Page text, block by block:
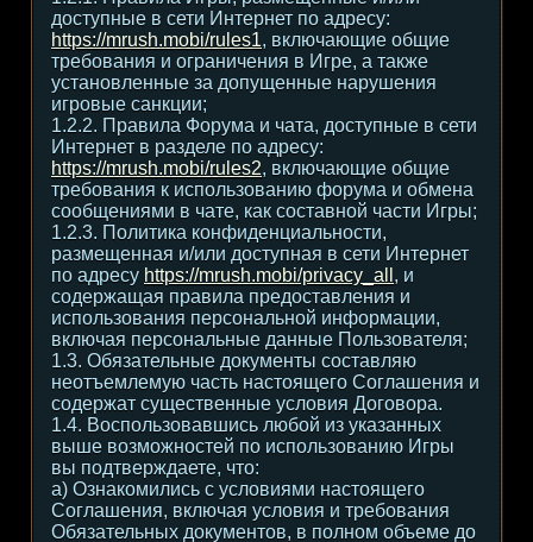
доступные в сети Интернет по адресу:
https://mrush.mobi/rules1, включающие общие
требования и ограничения в Игре, а также
установленные за допущенные нарушения
игровые санкции;
1.2.2. Правила Форума и чата, доступные в сети
Интернет в разделе по адресу:
https://mrush.mobi/rules2, включающие общие
требования к использованию форума и обмена
сообщениями в чате, как составной части Игры;
1.2.3. Политика конфиденциальности,
размещенная и/или доступная в сети Интернет
по адресу https://mrush.mobi/privacy_all , и
содержащая правила предоставления и
использования персональной информации,
включая персональные данные Пользователя;
1.3. Обязательные документы составляю
неотъемлемую часть настоящего Соглашения и
содержат существенные условия Договора.
1.4. Воспользовавшись любой из указанных
выше возможностей по использованию Игры
вы подтверждаете, что:
а) Ознакомились с условиями настоящего
Соглашения, включая условия и требования
Обязательных документов, в полном объеме до